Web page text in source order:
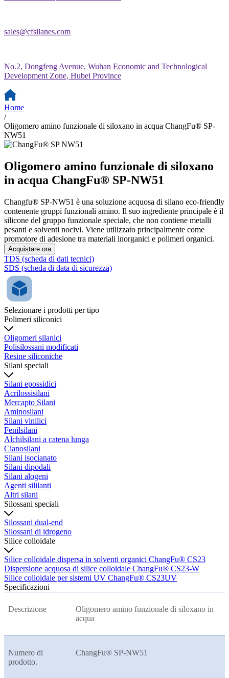
sales@cfsilanes.com
No.2, Dongfeng Avenue, Wuhan Economic and Technological
Development Zone, Hubei Province
Home
/
Oligomero amino funzionale di siloxano in acqua ChangFu® SP-
NW51
Oligomero amino funzionale di siloxano
in acqua ChangFu® SP-NW51
Changfu® SP-NW51 è una soluzione acquosa di silano eco-friendly
contenente gruppi funzionali amino. Il suo ingrediente principale è il
silicone del gruppo funzionale speciale, che non contiene metalli
pesanti e solventi nocivi. Viene utilizzato principalmente come
promotore di adesione tra materiali inorganici e polimeri organici.
Acquistare ora
TDS (scheda di dati tecnici)
SDS (scheda di data di sicurezza)
Selezionare i prodotti per tipo
Polimeri siliconici
Oligomeri silanici
Polisilossani modificati
Resine siliconiche
Silani speciali
Silani epossidici
Acrilossisilani
Mercapto Silani
Aminosilani
Silani vinilici
Fenilsilani
Alchilsilani a catena lunga
Cianosilani
Silani isocianato
Silani dipodali
Silani alogeni
Agenti sililanti
Altri silani
Silossani speciali
Silossani dual-end
Silossani di idrogeno
Silice colloidale
Silice colloidale dispersa in solventi organici ChangFu® CS23
Dispersione acquosa di silice colloidale ChangFu® CS23-W
Silice colloidale per sistemi UV ChangFu® CS23UV
Specificazioni
Descrizione
Oligomero amino funzionale di siloxano in
acqua
Numero di
prodotto.
ChangFu® SP-NW51